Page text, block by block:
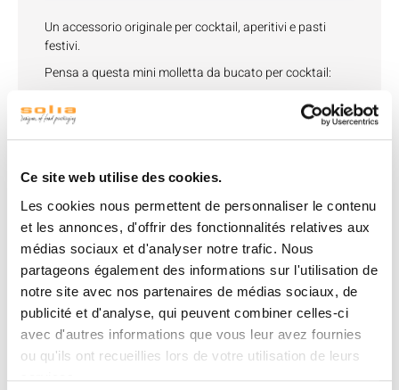
Ce site web utilise des cookies.
Les cookies nous permettent de personnaliser le contenu
et les annonces, d'offrir des fonctionnalités relatives aux
médias sociaux et d'analyser notre trafic. Nous
partageons également des informations sur l'utilisation de
notre site avec nos partenaires de médias sociaux, de
publicité et d'analyse, qui peuvent combiner celles-ci
avec d'autres informations que vous leur avez fournies
ou qu'ils ont recueillies lors de votre utilisation de leurs
Un accessorio originale per cocktail, aperitivi e pasti
festivi.
Pensa a questa mini molletta da bucato per cocktail:
- per attaccare una foto o un biglietto da visita
Materiale: bambù naturale.
- Resistente da -4°C a +70°C.
- Liscio al tatto e resistente.
- Riscaldabile nel forno e nel forno a microonde.
- Resistente all'umidità e al grasso.
- Monouso.